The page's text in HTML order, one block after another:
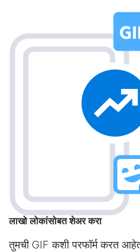
लाखो लोकांसोबत शेअर करा
तुमची GIF कशी परफॉर्म करत